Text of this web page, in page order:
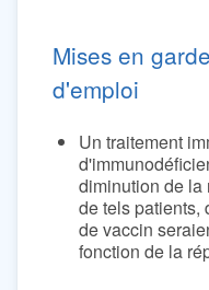
Mises en
d'emploi
Un traitement
diminution de la
de tels patients,
de vaccin
fonction de la